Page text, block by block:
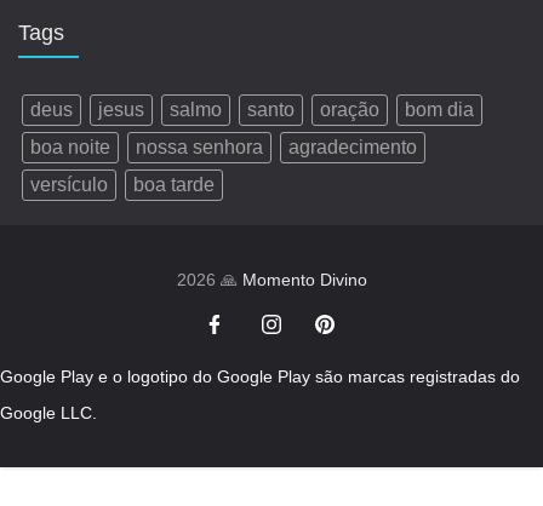
Tags
deus jesus salmo santo oração
bom dia
boa noite
nossa senhora
agradecimento
versículo
boa tarde
2026 🙏 Momento Divino
Google Play e o logotipo do Google Play são marcas registradas do
Google LLC.